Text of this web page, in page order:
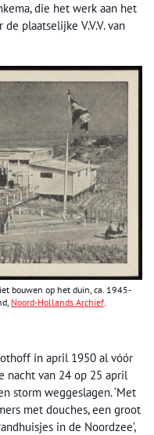
die het werk aan het
plaatselijke V.V.V. van
bouwen op het duin, ca. 1945-
Noord-Hollands Archief
in april 1950 al vóór
nacht van 24 op 25 april
storm weggeslagen. ‘Met
met douches, een groot
in de Noordzee’,